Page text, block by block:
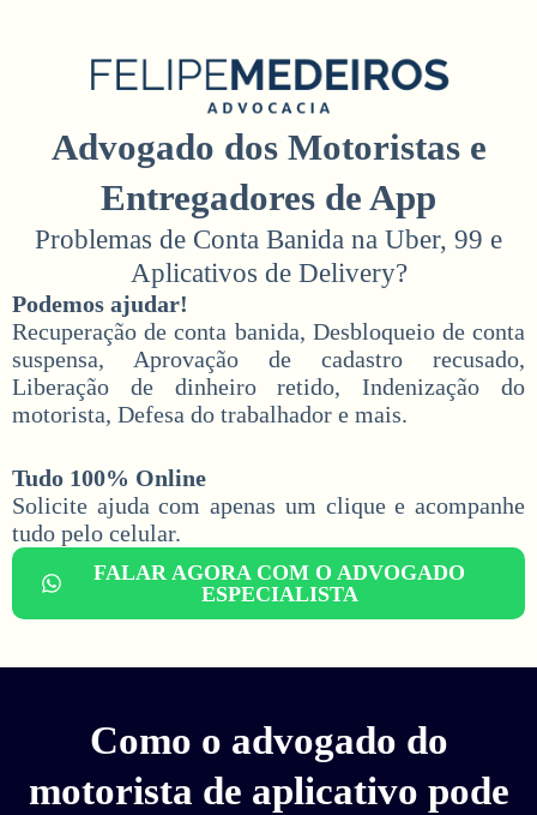
Advogado dos Motoristas e
Entregadores de App
Problemas de Conta Banida na Uber, 99 e
Aplicativos de Delivery?
Podemos ajudar!
Recuperação de conta banida, Desbloqueio de conta
suspensa, Aprovação de cadastro recusado,
Liberação de dinheiro retido, Indenização do
motorista, Defesa do trabalhador e mais.
Tudo 100% Online
Solicite ajuda com apenas um clique e acompanhe
tudo pelo celular.
FALAR AGORA COM O ADVOGADO
ESPECIALISTA
Como o advogado do
motorista de aplicativo pode